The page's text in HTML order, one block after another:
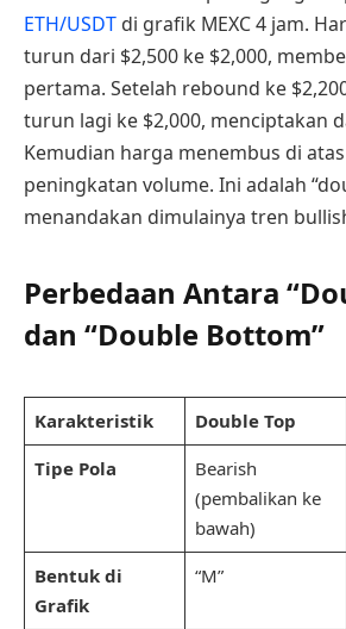
ETH/USDT di grafik MEXC 4 jam.
turun dari $2,500 ke $2,000,
pertama. Setelah rebound ke
turun lagi ke $2,000, menciptakan
Kemudian harga menembus di
peningkatan volume. Ini adalah
menandakan dimulainya tren
Perbedaan Antara
dan “Double Bottom”
Karakteristik Double Top
Tipe Pola
Bearish
(pembalikan ke
bawah)
Bentuk di
Grafik
“M”